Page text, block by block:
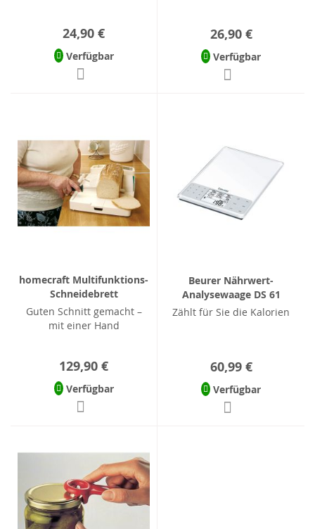
24,90 €
Verfügbar
26,90 €
Verfügbar
homecraft Multifunktions-
Schneidebrett
Guten Schnitt gemacht –
mit einer Hand
129,90 €
Verfügbar
Beurer Nährwert-
Analysewaage DS 61
Zählt für Sie die Kalorien
60,99 €
Verfügbar